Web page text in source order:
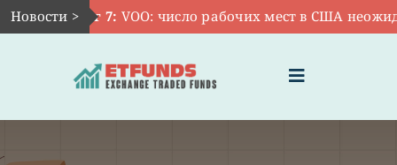
Skip
to
Новости >Авг 7: VOO: число рабочих мест в США
Toggle
Navigation